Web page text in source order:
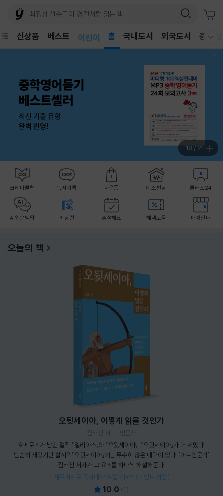
신상품 베스트
어린이
독후감
홈 국내도서 외국도서 중고샵
18 / 21
크레마클럽 독서기록 사은품 예스펀딩 클래스24
AI일문백답 리딩런 출석체크 혜택모음 매장안내
오늘의 책
오뒷세이아, 어떻게 읽을 것인가
김태진 저
민음사
호메로스가 남긴 걸작 『일리아스』와 『오뒷세이아』. 『오뒷세이아』가 더 재밌다.
단순히 재밌기만 할까? 『오뒷세이아』에는 무수히 많은 매력이 있다. '아트인문학'
김태진 저자가 그 요소를 하나씩 해설해준다.
제로퍼제로 독서대/스트랩 에코백(포인트 차감)
10.0 (1 )